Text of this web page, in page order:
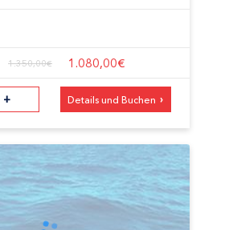
1.350,00€ 1.080,00€
+ Details und Buchen ›